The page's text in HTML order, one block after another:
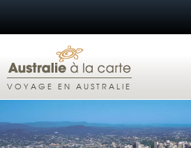
VOYAGE EN AUSTRALIE